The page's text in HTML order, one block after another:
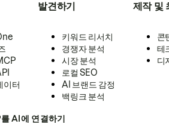
이터
발견하기
키워드 리서치
경쟁자 분석
시장 분석
로컬 SEO
AI 브랜드 감정
백링크 분석
제작 및
콘
테
디
AI에 연결하기